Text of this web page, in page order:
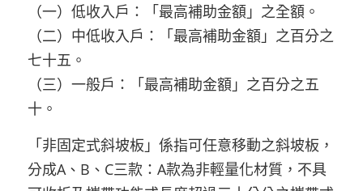
（一）低收入戶：「最高補助金額」之全額。
（二）中低收入戶：「最高補助金額」之百分之
七十五。
（三）一般戶：「最高補助金額」之百分之五
十。
「非固定式斜坡板」係指可任意移動之斜坡板，
分成A、B、C三款：A款為非輕量化材質，不具